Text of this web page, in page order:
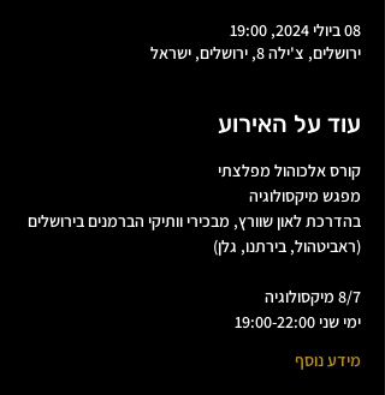
08 ביולי 2024, 19:00
ירושלים, צ'ילה 8, ירושלים, ישראל
עוד על האירוע
קורס אלכוהול מפלצתי
מפגש מיקסולוגיה
בהדרכת לאון שוורץ, מבכירי וותיקי הברמנים בירושלים
(ראביטהול, בירתנו, גלן)
8/7 מיקסולוגיה
ימי שני 19:00-22:00
מידע נוסף